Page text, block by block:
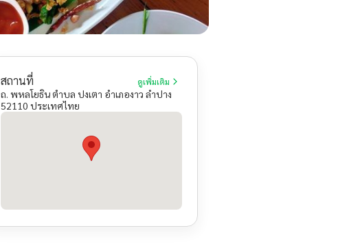
สถานที่ ดูเพิ่มเติม
ถ. พหลโยธิน ตำบล ปงเตา อำเภองาว ลำปาง
52110 ประเทศไทย